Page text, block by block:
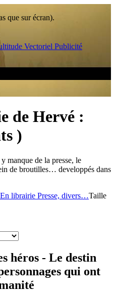
que sur écran).
Vectoriel Publicité
de Hervé :
)
manque de la presse, le
de broutilles… developpés dans
librairie Presse, divers…Taille
héros - Le destin
qui ont